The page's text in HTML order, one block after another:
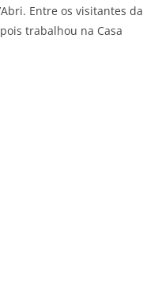
Entre os visitantes da
trabalhou na Casa